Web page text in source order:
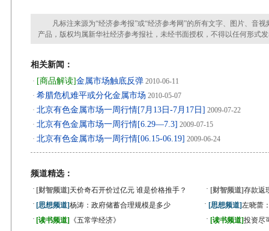
凡标注来源为“经济参考报”或“经济参考网”的所有文字、图片、音视
产品，版权均属新华社经济参考报社，未经书面授权，不得以任何形式
相关新闻：
· [商品解读]金属市场触底反弹 2010-06-11
· 希腊危机难平或分化金属市场 2010-05-07
· 北京有色金属市场一周行情[7月13日-7月17日] 2009-07-22
· 北京有色金属市场一周行情[6.29—7.3] 2009-07-15
· 北京有色金属市场一周行情[06.15-06.19] 2009-06-24
频道精选：
· [财智频道] 天价奇石开价过亿元 谁是价格推手？ · [财智频道]存款返
· [思想频道]杨涛：政府储蓄合理规模是多少 · [思想频道]左晓蕾
· [读书频道] 《五常学经济》 · [读书频道]投资尽